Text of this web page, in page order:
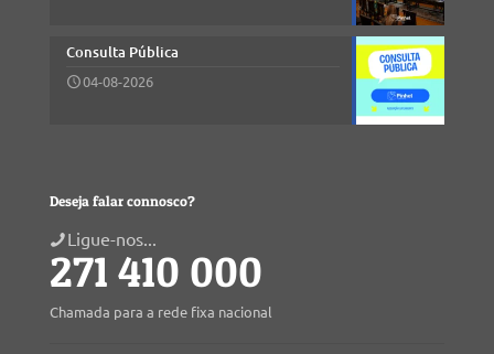
Consulta Pública
04-08-2026
Deseja falar connosco?
Ligue-nos...
271 410 000
Chamada para a rede fixa nacional